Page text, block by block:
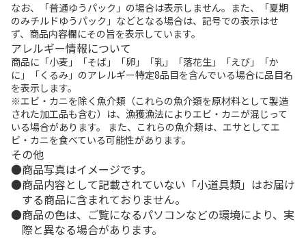
なお、「普通ゆうパック」の場合は表示しません。また、「夏期
のみチルドゆうパック」などとなる場合は、記号での表示はせ
ず、商品内容欄にその旨を表示しています。
アレルギー情報について
商品に「小麦」「そば」「卵」「乳」「落花生」「えび」「か
に」「くるみ」のアレルギー特定8品目を含んでいる場合に品目名
を表示します。
※エビ・カニを除く魚介類（これらの魚介類を原材料として製造
された加工品も含む）は、漁獲漁法によりエビ・カニが混じって
いる場合があります。 また、これらの魚介類は、エサとしてエ
ビ・カニを食べている可能性があります。
その他
商品写真はイメージです。
商品内容として記載されていない「小道具類」はお届け
する商品に含まれておりません。
商品の色は、ご覧になるパソコンなどの環境により、実
際と異なる場合があります。